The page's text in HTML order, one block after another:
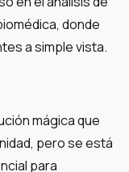
donde
a simple vista.
mágica que
pero se está
para